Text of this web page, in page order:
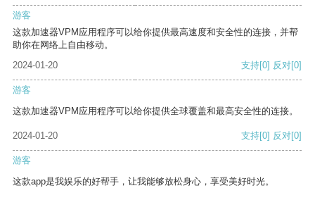
游客
这款加速器VPM应用程序可以给你提供最高速度和安全性的连接，并帮
助你在网络上自由移动。
2024-01-20
支持[0] 反对[0]
游客
这款加速器VPM应用程序可以给你提供全球覆盖和最高安全性的连接。
2024-01-20 支持[0] 反对[0]
游客
这款app是我娱乐的好帮手，让我能够放松身心，享受美好时光。